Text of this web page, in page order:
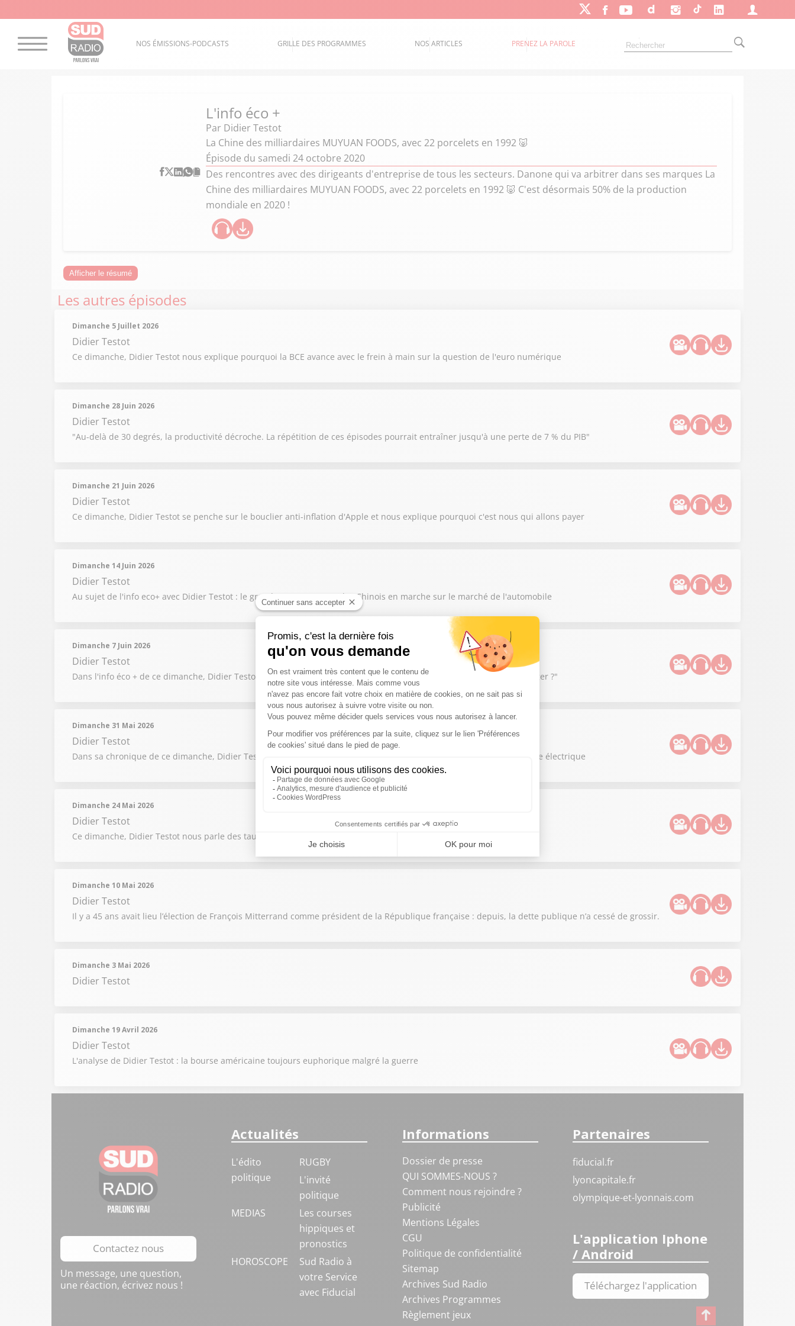
NOS ÉMISSIONS-PODCASTS GRILLE DES PROGRAMMES NOS ARTICLES PRENEZ LA PAROLE
L'info éco +
Par Didier Testot
La Chine des milliardaires MUYUAN FOODS, avec 22 porcelets en 1992 🐷
Épisode du samedi 24 octobre 2020
Des rencontres avec des dirigeants d'entreprise de tous les secteurs. Danone qui va arbitrer dans ses marques La
Chine des milliardaires MUYUAN FOODS, avec 22 porcelets en 1992 🐷 C'est désormais 50% de la production
mondiale en 2020 !
Afficher le résumé
Les autres épisodes
Dimanche 5 Juillet 2026
Didier Testot
Ce dimanche, Didier Testot nous explique pourquoi la BCE avance avec le frein à main sur la question de l'euro numérique
Dimanche 28 Juin 2026
Didier Testot
"Au-delà de 30 degrés, la productivité décroche. La répétition de ces épisodes pourrait entraîner jusqu'à une perte de 7 % du PIB"
Dimanche 21 Juin 2026
Didier Testot
Ce dimanche, Didier Testot se penche sur le bouclier anti-inflation d'Apple et nous explique pourquoi c'est nous qui allons payer
Dimanche 14 Juin 2026
Didier Testot
Au sujet de l'info eco+ avec Didier Testot : le grand contournement des Chinois en marche sur le marché de l'automobile
Dimanche 7 Juin 2026
Didier Testot
Dans l'info éco + de ce dimanche, Didier Testot nous parle de l'arrivée en Bourse Space X : "Pourquoi ça va tout changer ?"
Dimanche 31 Mai 2026
Didier Testot
Dans sa chronique de ce dimanche, Didier Testot se penche sur le cas de Ferrari qui suscite la polémique avec la Luce électrique
Dimanche 24 Mai 2026
Didier Testot
Ce dimanche, Didier Testot nous parle des taux d'intérêt atteignent de nouveaux records !
Dimanche 10 Mai 2026
Didier Testot
Il y a 45 ans avait lieu l’élection de François Mitterrand comme président de la République française : depuis, la dette publique n’a cessé de grossir.
Dimanche 3 Mai 2026
Didier Testot
Dimanche 19 Avril 2026
Didier Testot
L'analyse de Didier Testot : la bourse américaine toujours euphorique malgré la guerre
Contactez nous
Un message, une question,
une réaction, écrivez nous !
Actualités
L'édito
politique
RUGBY
L'invité
politique
MEDIAS
Les courses
hippiques et
pronostics
HOROSCOPE
Sud Radio à
votre Service
avec Fiducial
Informations
Dossier de presse
QUI SOMMES-NOUS ?
Comment nous rejoindre ?
Publicité
Mentions Légales
CGU
Politique de confidentialité
Sitemap
Archives Sud Radio
Archives Programmes
Règlement jeux
Partenaires
fiducial.fr
lyoncapitale.fr
olympique-et-lyonnais.com
L'application Iphone
/ Android
Téléchargez l'application